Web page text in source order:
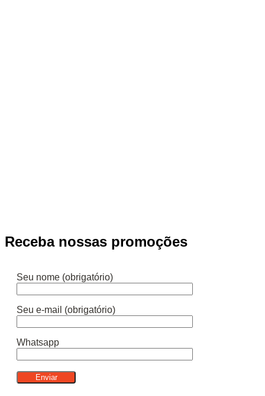
Receba nossas promoções
Seu nome (obrigatório)
Seu e-mail (obrigatório)
Whatsapp